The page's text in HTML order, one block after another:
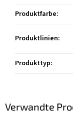
Verwandte
Produktfarbe:
Produktlinien:
Produkttyp: